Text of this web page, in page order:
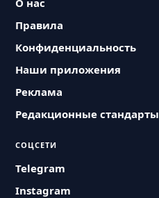
О нас
Правила
Конфиденциальность
Наши приложения
Реклама
Редакционные стандарты
СОЦСЕТИ
Telegram
Instagram